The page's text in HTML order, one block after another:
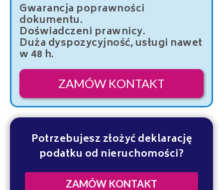
Gwarancja poprawności
dokumentu.
Doświadczeni prawnicy.
Duża dyspozycyjność, usługi nawet
w 48 h.
ZAMÓW KONTAKT
Potrzebujesz złożyć deklarację
podatku od nieruchomości?
ZAMÓW KONTAKT